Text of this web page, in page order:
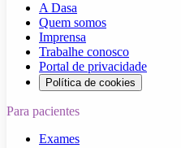
A Dasa
Quem somos
Imprensa
Trabalhe conosco
Portal de privacidade
Política de cookies
Para pacientes
Exames